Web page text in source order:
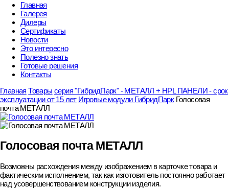
Главная
Галерея
Дилеры
Сертификаты
Новости
Это интересно
Полезно знать
Готовые решения
Контакты
Главная Товары серия "ГибридПарк" - МЕТАЛЛ + HPL ПАНЕЛИ - срок
эксплуатации от 15 лет Игровые модули ГибридПарк Голосовая
почта МЕТАЛЛ
Голосовая почта МЕТАЛЛ
Возможны расхождения между изображением в карточке товара и
фактическим исполнением, так как изготовитель постоянно работает
над усовершенствованием конструкции изделия.